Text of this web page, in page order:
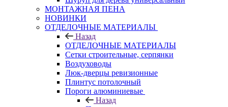
МОНТАЖНАЯ ПЕНА
НОВИНКИ
ОТДЕЛОЧНЫЕ МАТЕРИАЛЫ
Назад
ОТДЕЛОЧНЫЕ МАТЕРИАЛЫ
Сетки строительные, серпянки
Воздуховоды
Люк-дверцы ревизионные
Плинтус потолочный
Пороги алюминиевые
Назад